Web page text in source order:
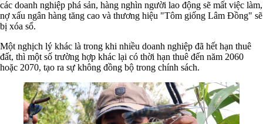
các doanh nghiệp phá sản, hàng nghìn người lao động sẽ mất việc làm,
nợ xấu ngân hàng tăng cao và thương hiệu "Tôm giống Lâm Đồng" sẽ
bị xóa sổ.
Một nghịch lý khác là trong khi nhiều doanh nghiệp đã hết hạn thuê
đất, thì một số trường hợp khác lại có thời hạn thuê đến năm 2060
hoặc 2070, tạo ra sự không đồng bộ trong chính sách.